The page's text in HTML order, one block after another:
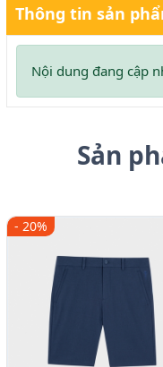
Thông tin sản
Nội dung đang cập
Sản
- 20%